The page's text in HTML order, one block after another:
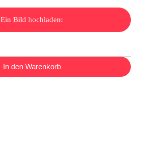
Ein Bild hochladen:
In den Warenkorb